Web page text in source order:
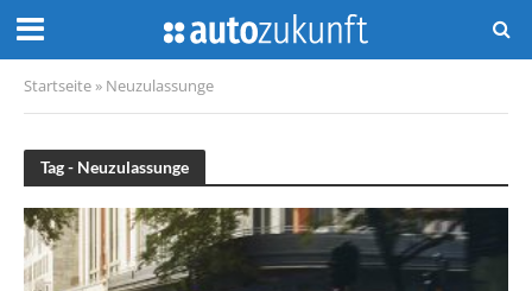
Startseite » Neuzulassunge
Tag - Neuzulassunge